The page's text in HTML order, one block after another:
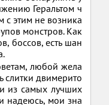
Геральтом ч
с этим не возника
монстров. Как
боссов, есть шан
любой жела
слитки двимерито
из самых лучших
надеюсь, мои зна